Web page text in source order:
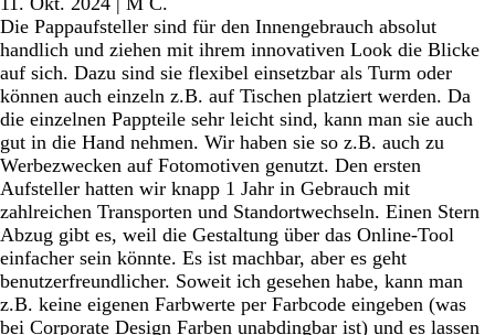
Die Pappaufsteller sind für den Innengebrauch absolut
handlich und ziehen mit ihrem innovativen Look die Blicke
auf sich. Dazu sind sie flexibel einsetzbar als Turm oder
können auch einzeln z.B. auf Tischen platziert werden. Da
die einzelnen Pappteile sehr leicht sind, kann man sie auch
gut in die Hand nehmen. Wir haben sie so z.B. auch zu
Werbezwecken auf Fotomotiven genutzt. Den ersten
Aufsteller hatten wir knapp 1 Jahr in Gebrauch mit
zahlreichen Transporten und Standortwechseln. Einen Stern
Abzug gibt es, weil die Gestaltung über das Online-Tool
einfacher sein könnte. Es ist machbar, aber es geht
benutzerfreundlicher. Soweit ich gesehen habe, kann man
z.B. keine eigenen Farbwerte per Farbcode eingeben (was
bei Corporate Design Farben unabdingbar ist) und es lassen